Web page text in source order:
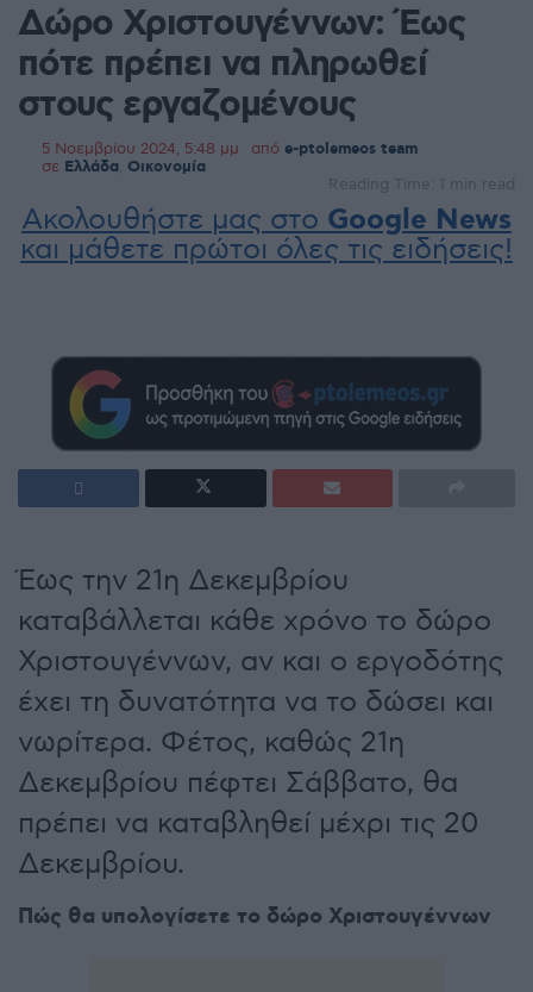
Δώρο Χριστουγέννων: Έως
πότε πρέπει να πληρωθεί
στους εργαζομένους
5 Νοεμβρίου 2024, 5:48 μμ από e-ptolemeos team
σε Ελλάδα Οικονομία
Reading Time: 1 min read
Ακολουθήστε μας στο Google News
και μάθετε πρώτοι όλες τις ειδήσεις!
Έως την 21η Δεκεμβρίου
καταβάλλεται κάθε χρόνο το δώρο
Χριστουγέννων, αν και ο εργοδότης
έχει τη δυνατότητα να το δώσει και
νωρίτερα. Φέτος, καθώς 21η
Δεκεμβρίου πέφτει Σάββατο, θα
πρέπει να καταβληθεί μέχρι τις 20
Δεκεμβρίου.
Πώς θα υπολογίσετε το δώρο Χριστουγέννων